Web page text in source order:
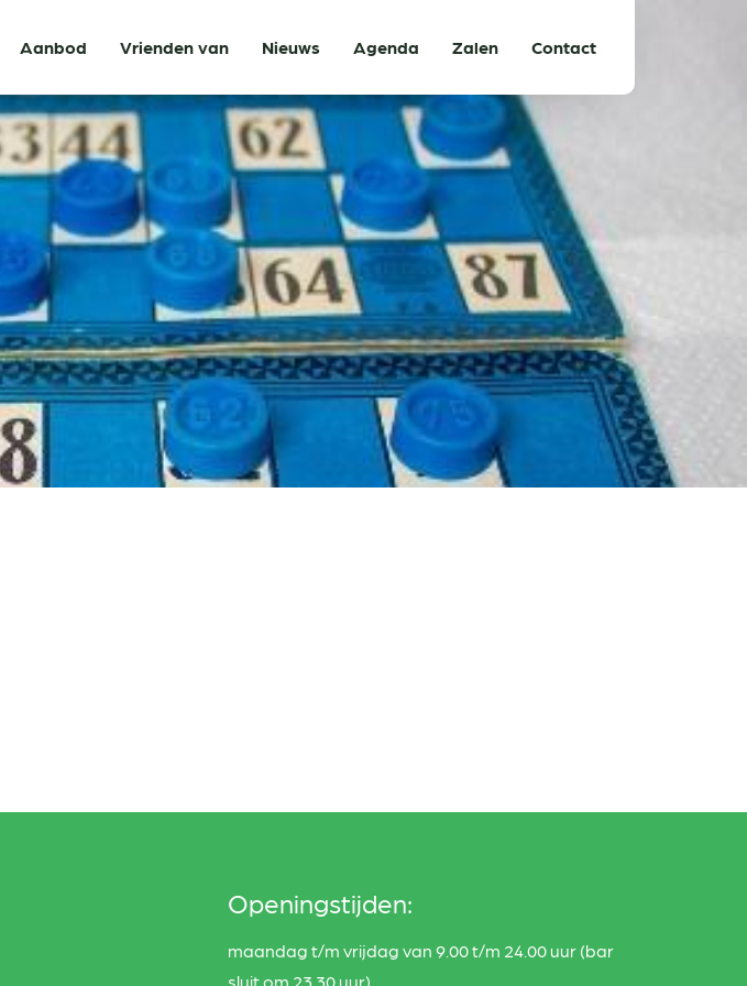
Aanbod Vrienden van Nieuws Agenda Zalen Contact
Openingstijden:
maandag t/m vrijdag van 9.00 t/m 24.00 uur (bar
sluit om 23.30 uur)